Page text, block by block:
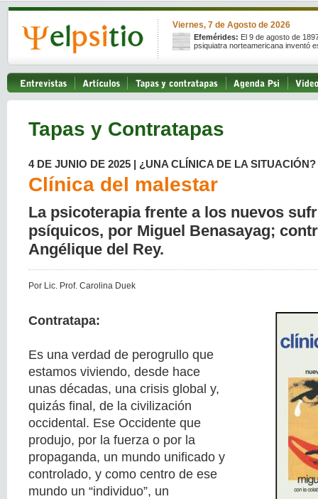
Viernes, 7 de Agosto de 2026
Efemérides: El 9 de agosto de
psiquiatra norteamericana inventó
Tapas y Contratapas
4 DE JUNIO DE 2025 | ¿UNA CLÍNICA DE LA SITUACIÓN?
Clínica del malestar
La psicoterapia frente a los nuevos
psíquicos, por Miguel Benasayag;
Angélique del Rey.
Por Lic. Prof. Carolina Duek
Contratapa:
Es una verdad de perogrullo que
estamos viviendo, desde hace
unas décadas, una crisis global y,
quizás final, de la civilización
occidental. Ese Occidente que
produjo, por la fuerza o por la
propaganda, un mundo unificado y
controlado, y como centro de ese
mundo un “individuo”, un